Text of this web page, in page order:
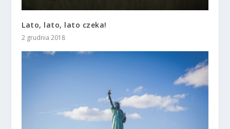
Lato, lato, lato czeka!
2 grudnia 2018